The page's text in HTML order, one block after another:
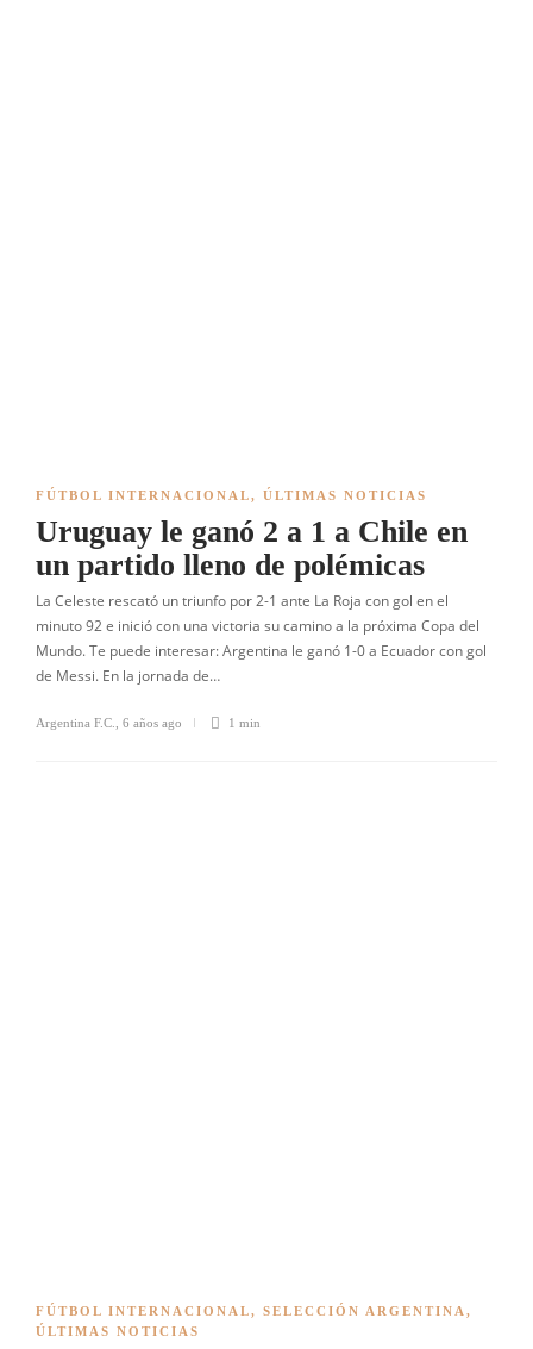
FÚTBOL INTERNACIONAL, ÚLTIMAS NOTICIAS
Uruguay le ganó 2 a 1 a Chile en
un partido lleno de polémicas
La Celeste rescató un triunfo por 2-1 ante La Roja con gol en el
minuto 92 e inició con una victoria su camino a la próxima Copa del
Mundo. Te puede interesar: Argentina le ganó 1-0 a Ecuador con gol
de Messi. En la jornada de…
Argentina F.C. 6 años ago 1 min
FÚTBOL INTERNACIONAL, SELECCIÓN ARGENTINA ,
ÚLTIMAS NOTICIAS